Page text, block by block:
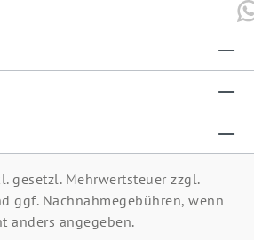
gesetzl. Mehrwertsteuer zzgl.
ggf. Nachnahmegebühren, wenn
anders angegeben.